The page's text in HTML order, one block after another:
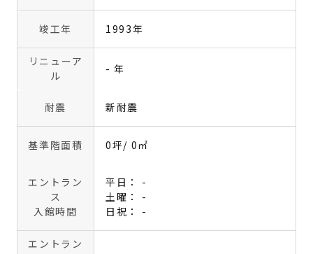
竣工年 1993年
リニューア
ル
- 年
耐震 新耐震
基準階面積 0坪/ 0㎡
エントラン
ス
入館時間
平日： -
土曜： -
日祝： -
エントラン